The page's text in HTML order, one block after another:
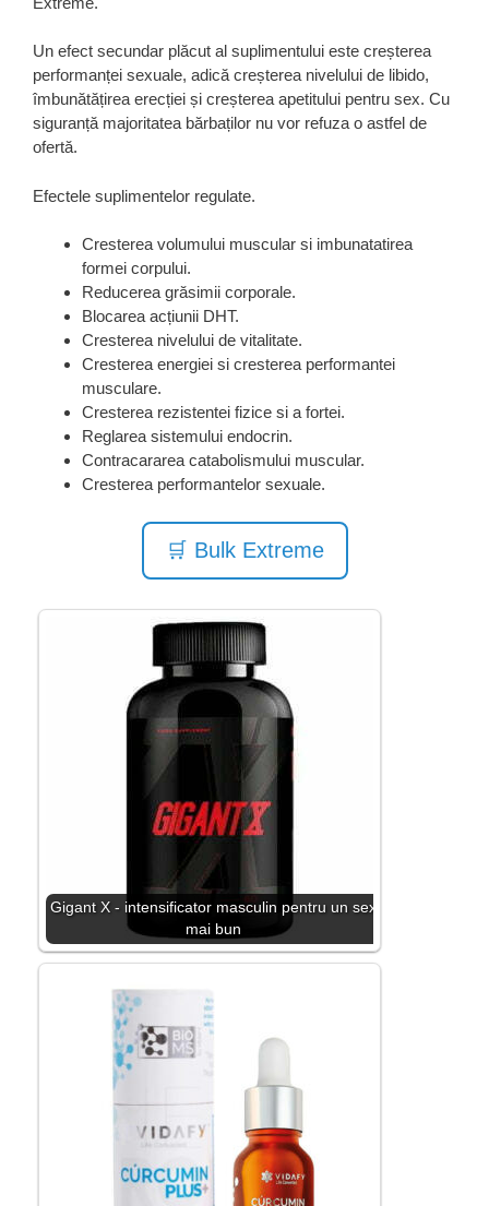
Un efect secundar plăcut al suplimentului este creșterea
performanței sexuale, adică creșterea nivelului de libido,
îmbunătățirea erecției și creșterea apetitului pentru sex. Cu
siguranță majoritatea bărbaților nu vor refuza o astfel de
ofertă.
Efectele suplimentelor regulate.
Cresterea volumului muscular si imbunatatirea
formei corpului.
Reducerea grăsimii corporale.
Blocarea acțiunii DHT.
Cresterea nivelului de vitalitate.
Cresterea energiei si cresterea performantei
musculare.
Cresterea rezistentei fizice si a fortei.
Reglarea sistemului endocrin.
Contracararea catabolismului muscular.
Cresterea performantelor sexuale.
🛒 Bulk Extreme
Gigant X - intensificator masculin pentru un sex
mai bun